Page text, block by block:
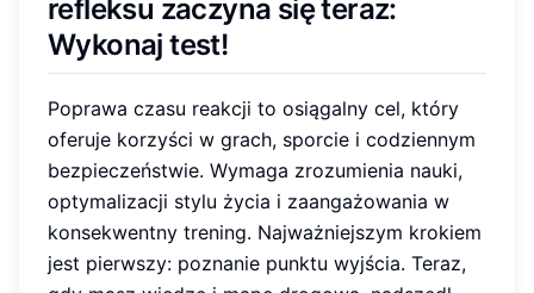
refleksu zaczyna się teraz:
Wykonaj test!
Poprawa czasu reakcji to osiągalny cel, który
oferuje korzyści w grach, sporcie i codziennym
bezpieczeństwie. Wymaga zrozumienia nauki,
optymalizacji stylu życia i zaangażowania w
konsekwentny trening. Najważniejszym krokiem
jest pierwszy: poznanie punktu wyjścia. Teraz,